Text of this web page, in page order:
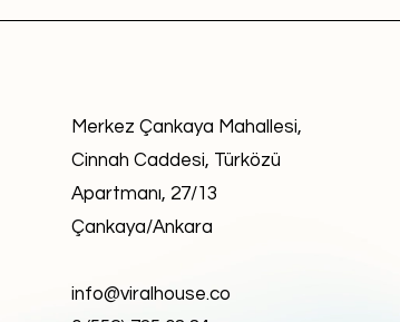
Merkez Çankaya Mahallesi,
Cinnah Caddesi, Türközü
Apartmanı, 27/13
Çankaya/Ankara
info@viralhouse.co